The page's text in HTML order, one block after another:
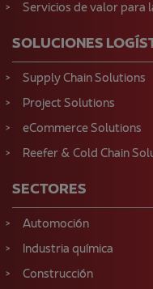
Servicios de valor para
SOLUCIONES
Supply Chain Solutions
Project Solutions
eCommerce Solutions
Reefer & Cold Chain
SECTORES
Automoción
Industria química
Construcción